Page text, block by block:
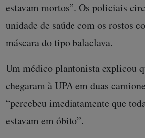
estavam mortos”. Os policiais
unidade de saúde com os rostos
máscara do tipo balaclava.
Um médico plantonista explicou
chegaram à UPA em duas
“percebeu imediatamente que
estavam em óbito”.